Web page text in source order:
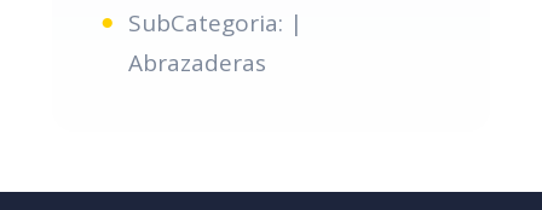
SubCategoria: |
Abrazaderas